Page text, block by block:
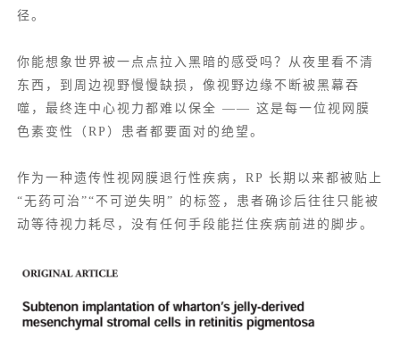
径。
你能想象世界被一点点拉入黑暗的感受吗？从夜里看不清
东西，到周边视野慢慢缺损，像视野边缘不断被黑幕吞
噬，最终连中心视力都难以保全 —— 这是每一位视网膜
色素变性（RP）患者都要面对的绝望。
作为一种遗传性视网膜退行性疾病，RP 长期以来都被贴上
“无药可治”“不可逆失明” 的标签，患者确诊后往往只能被
动等待视力耗尽，没有任何手段能拦住疾病前进的脚步。